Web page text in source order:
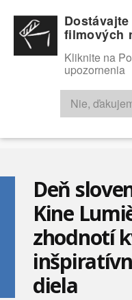
RECENZIE
Deň
Kine
zhodnotí
diela
filmových
Kliknite na
upozornenia
Nie,